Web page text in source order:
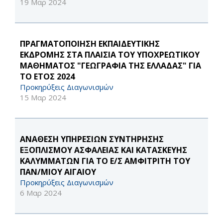
19 Μαρ 2024
ΠΡΑΓΜΑΤΟΠΟΙΗΣΗ ΕΚΠΑΙΔΕΥΤΙΚΗΣ
ΕΚΔΡΟΜΗΣ ΣΤΑ ΠΛΑΙΣΙΑ ΤΟΥ ΥΠΟΧΡΕΩΤΙΚΟΥ
ΜΑΘΗΜΑΤΟΣ "ΓΕΩΓΡΑΦΙΑ ΤΗΣ ΕΛΛΑΔΑΣ" ΓΙΑ
ΤΟ ΕΤΟΣ 2024
Προκηρύξεις Διαγωνισμών
15 Μαρ 2024
ΑΝΑΘΕΣΗ ΥΠΗΡΕΣΙΩΝ ΣΥΝΤΗΡΗΣΗΣ
ΕΞΟΠΛΙΣΜΟΥ ΑΣΦΑΛΕΙΑΣ ΚΑΙ ΚΑΤΑΣΚΕΥΗΣ
ΚΑΛΥΜΜΑΤΩΝ ΓΙΑ ΤΟ Ε/Σ ΑΜΦΙΤΡΙΤΗ ΤΟΥ
ΠΑΝ/ΜΙΟΥ ΑΙΓΑΙΟΥ
Προκηρύξεις Διαγωνισμών
6 Μαρ 2024